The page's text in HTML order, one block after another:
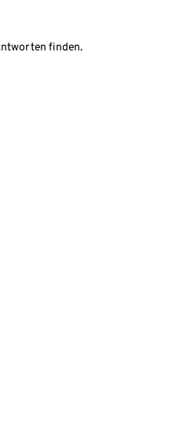
finden.